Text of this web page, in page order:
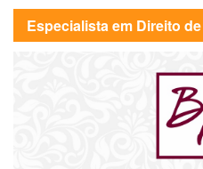
Especialista em Direito